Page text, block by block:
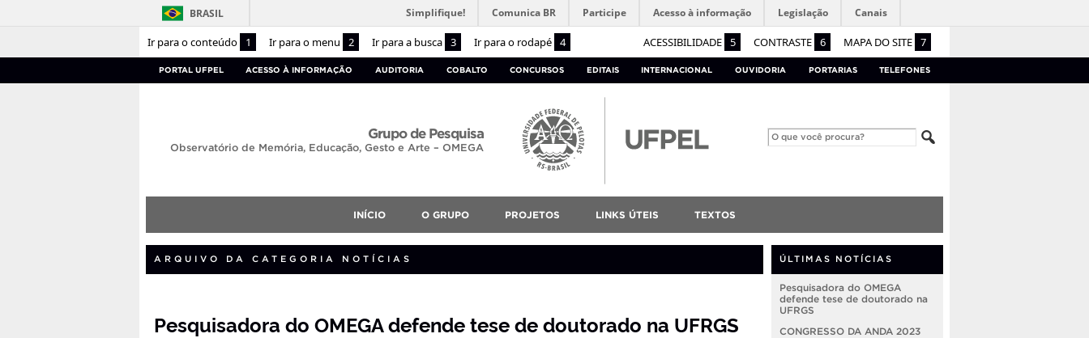
Ir para o conteúdo 1 Ir para o menu 2 Ir para a busca 3 Ir para o rodapé 4 ACESSIBILIDADE 5 CONTRASTE 6 MAPA DO SITE 7
BRASIL Simplifique! Comunica BR Participe Acesso à informação Legislação Canais
PORTAL UFPEL ACESSO À INFORMAÇÃO AUDITORIA COBALTO CONCURSOS EDITAIS INTERNACIONAL OUVIDORIA PORTARIAS TELEFONES
Grupo de Pesquisa
Observatório de Memória, Educação, Gesto e Arte – OMEGA
INÍCIO O GRUPO PROJETOS LINKS ÚTEIS TEXTOS
ARQUIVO DA CATEGORIA NOTÍCIAS
Pesquisadora do OMEGA defende tese de doutorado na UFRGS
ÚLTIMAS NOTÍCIAS
Pesquisadora do OMEGA
defende tese de doutorado na
UFRGS
CONGRESSO DA ANDA 2023